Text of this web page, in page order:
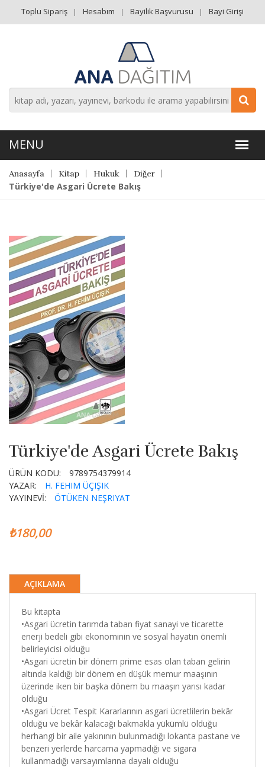
Toplu Sipariş Hesabım Bayilik Başvurusu Bayi Girişi
Anasayfa Kitap Hukuk Diğer
Türkiye'de Asgari Ücrete Bakış
Türkiye'de Asgari Ücrete Bakış
ÜRÜN KODU:
9789754379914
YAZAR:
H. FEHIM ÜÇIŞIK
YAYINEVİ:
ÖTÜKEN NEŞRIYAT
₺180,00
AÇIKLAMA
Bu kitapta
•Asgari ücretin tarımda taban fiyat sanayi ve ticarette
enerji bedeli gibi ekonominin ve sosyal hayatın önemli
belirleyicisi olduğu
•Asgari ücretin bir dönem prime esas olan taban gelirin
altında kaldığı bir dönem en düşük memur maaşının
üzerinde iken bir başka dönem bu maaşın yarısı kadar
olduğu
•Asgari Ücret Tespit Kararlarının asgari ücretlilerin bekâr
olduğu ve bekâr kalacağı bakmakla yükümlü olduğu
herhangi bir aile yakınının bulunmadığı lokanta pastane ve
benzeri yerlerde harcama yapmadığı ve sigara
kullanmadığı varsayımlarına dayalı olduğu